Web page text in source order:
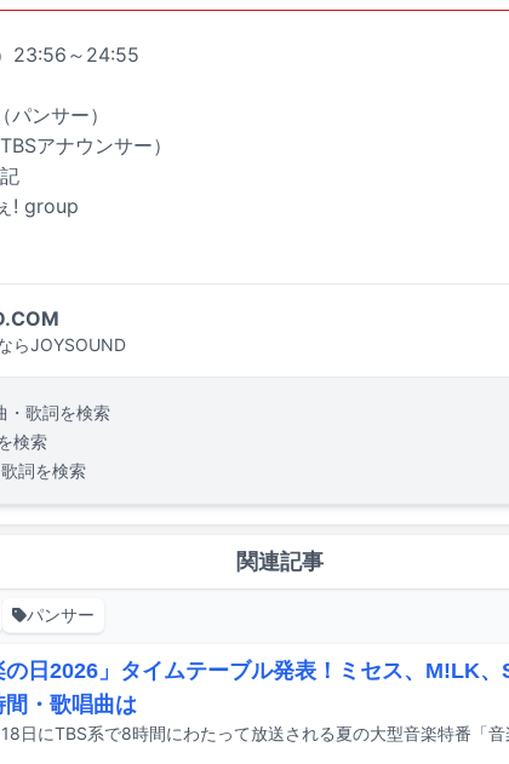
23:56～24:55
ンサー）
アナウンサー）
! group
らJOYSOUND
・歌詞を検索
検索
詞を検索
関連記事
パンサー
の日2026」タイムテーブル発表！ミセス、M!LK
間・歌唱曲は